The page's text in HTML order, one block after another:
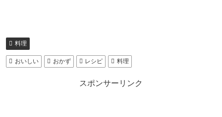
料理
おいしい おかず レシピ 料理
スポンサーリンク